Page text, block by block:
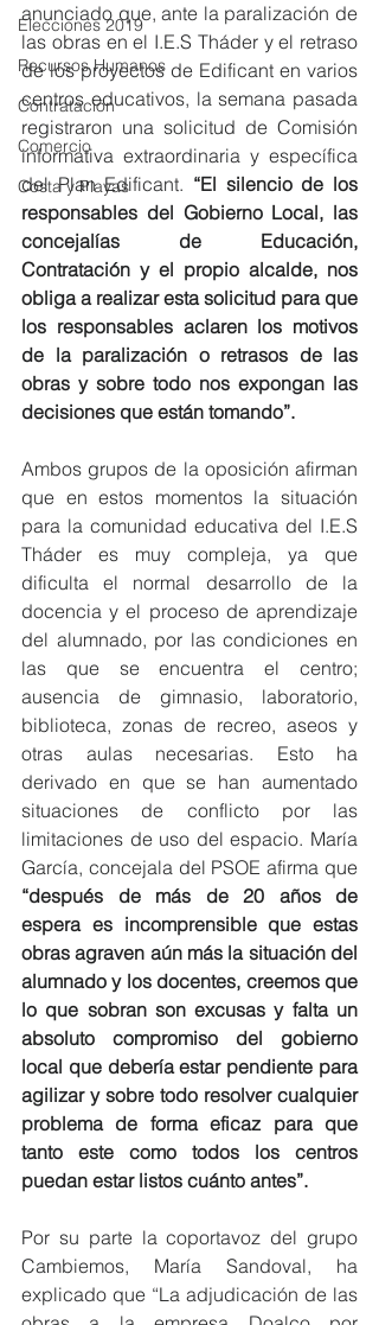
Elecciones 2019
Recursos Humanos
Contratación
Comercio
Costa y Playas
anunciado que, ante la paralización de
las obras en el I.E.S Tháder y el retraso
de los proyectos de Edificant en varios
centros educativos, la semana pasada
registraron una solicitud de Comisión
informativa extraordinaria y específica
del Plan Edificant. “El silencio de los
responsables del Gobierno Local, las
concejalías de Educación,
Contratación y el propio alcalde, nos
obliga a realizar esta solicitud para que
los responsables aclaren los motivos
de la paralización o retrasos de las
obras y sobre todo nos expongan las
decisiones que están tomando”.
Ambos grupos de la oposición afirman
que en estos momentos la situación
para la comunidad educativa del I.E.S
Tháder es muy compleja, ya que
dificulta el normal desarrollo de la
docencia y el proceso de aprendizaje
del alumnado, por las condiciones en
las que se encuentra el centro;
ausencia de gimnasio, laboratorio,
biblioteca, zonas de recreo, aseos y
otras aulas necesarias. Esto ha
derivado en que se han aumentado
situaciones de conflicto por las
limitaciones de uso del espacio. María
“después de más de 20 años de
espera es incomprensible que estas
obras agraven aún más la situación del
alumnado y los docentes, creemos que
lo que sobran son excusas y falta un
absoluto compromiso del gobierno
local que debería estar pendiente para
agilizar y sobre todo resolver cualquier
problema de forma eficaz para que
tanto este como todos los centros
puedan estar listos cuánto antes”.
Por su parte la coportavoz del grupo
Cambiemos, María Sandoval, ha
explicado que “La adjudicación de las